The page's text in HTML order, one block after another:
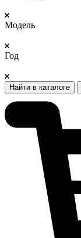
Модель
Год
Найти в каталоге